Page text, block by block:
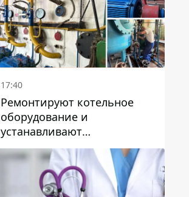
17:40
Ремонтируют котельное
оборудование и
устанавливают
генераторные установки:
как в Днепре готовятся к
отопительному сезону